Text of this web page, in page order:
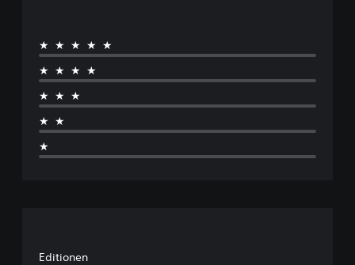
★★★★★
★★★★
★★★
★★
★
Editionen